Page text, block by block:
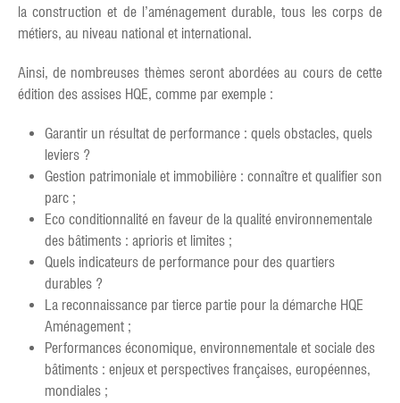
la construction et de l’aménagement durable, tous les corps de
métiers, au niveau national et international.
Ainsi, de nombreuses thèmes seront abordées au cours de cette
édition des assises HQE, comme par exemple :
Garantir un résultat de performance : quels obstacles, quels
leviers ?
Gestion patrimoniale et immobilière : connaître et qualifier son
parc ;
Eco conditionnalité en faveur de la qualité environnementale
des bâtiments : aprioris et limites ;
Quels indicateurs de performance pour des quartiers
durables ?
La reconnaissance par tierce partie pour la démarche HQE
Aménagement ;
Performances économique, environnementale et sociale des
bâtiments : enjeux et perspectives françaises, européennes,
mondiales ;